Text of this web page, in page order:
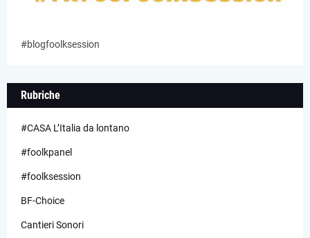
#blogfoolksession
Rubriche
#CASA L’Italia da lontano
#foolkpanel
#foolksession
BF-Choice
Cantieri Sonori